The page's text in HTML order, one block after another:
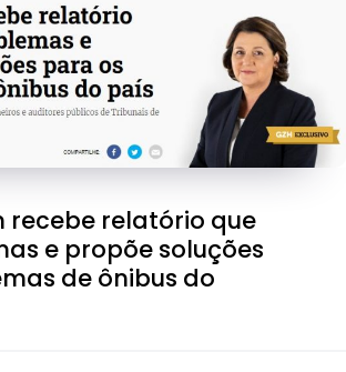
recebe relatório que
e propõe soluções
de ônibus do